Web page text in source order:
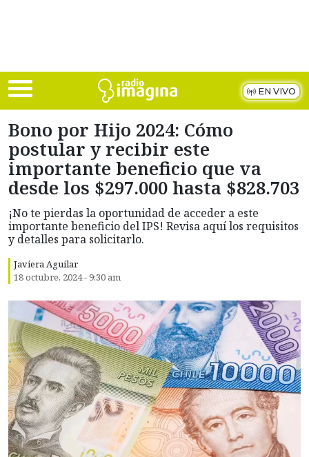
EN VIVO
Bono por Hijo 2024: Cómo
postular y recibir este
importante beneficio que va
desde los $297.000 hasta $828.703
¡No te pierdas la oportunidad de acceder a este
importante beneficio del IPS! Revisa aquí los requisitos
y detalles para solicitarlo.
Javiera Aguilar
18 octubre, 2024 - 9:30 am